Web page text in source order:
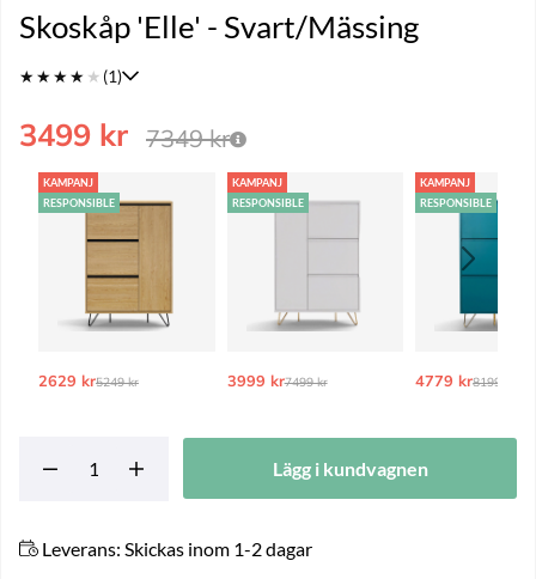
Skoskåp 'Elle' - Svart/Mässing
★★★★ ★ (1)
7349kr
3499 kr
KAMPANJ
RESPONSIBLE
2629 krOrdinarie pris:
5249 kr
KAMPANJ
RESPONSIBLE
3999 krOrdinarie pris:
7499 kr
KAMPANJ
RESPONSIBLE
4779 kr8199 kr
Lägg i kundvagnen
Leverans: Skickas inom 1-2 dagar